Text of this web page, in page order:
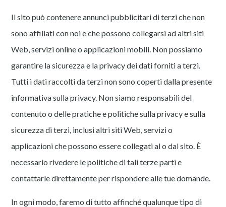
Il sito può contenere annunci pubblicitari di terzi che non
sono affiliati con noi e che possono collegarsi ad altri siti
Web, servizi online o applicazioni mobili. Non possiamo
garantire la sicurezza e la privacy dei dati forniti a terzi.
Tutti i dati raccolti da terzi non sono coperti dalla presente
informativa sulla privacy. Non siamo responsabili del
contenuto o delle pratiche e politiche sulla privacy e sulla
sicurezza di terzi, inclusi altri siti Web, servizi o
applicazioni che possono essere collegati al o dal sito. È
necessario rivedere le politiche di tali terze parti e
contattarle direttamente per rispondere alle tue domande.
In ogni modo, faremo di tutto affinché qualunque tipo di